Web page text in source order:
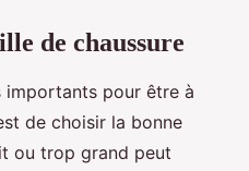
de chaussure
importants pour être à
de choisir la bonne
ou trop grand peut